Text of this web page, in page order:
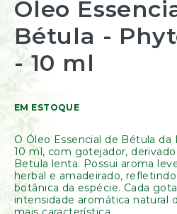
Resinas
Incensos
Naturais
Óleos
Essenciais
Vegetais
Perfumados
Incensos
Incensários
Difusores
Aromáticos
para
o
início
da
Galeria
de
Óleo
Bétula -
- 10 ml
EM ESTOQUE
O Óleo Essencial de Bétula
10 ml, com gotejador,
Betula lenta. Possui aroma
herbal e amadeirado,
botânica da espécie. Cada
intensidade aromática natural